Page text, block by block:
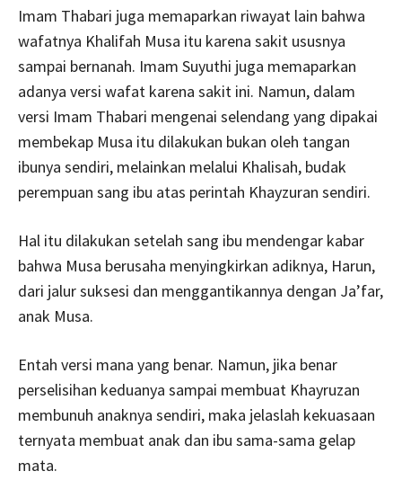
Imam Thabari juga memaparkan riwayat lain bahwa
wafatnya Khalifah Musa itu karena sakit ususnya
sampai bernanah. Imam Suyuthi juga memaparkan
adanya versi wafat karena sakit ini. Namun, dalam
versi Imam Thabari mengenai selendang yang dipakai
membekap Musa itu dilakukan bukan oleh tangan
ibunya sendiri, melainkan melalui Khalisah, budak
perempuan sang ibu atas perintah Khayzuran sendiri.
Hal itu dilakukan setelah sang ibu mendengar kabar
bahwa Musa berusaha menyingkirkan adiknya, Harun,
dari jalur suksesi dan menggantikannya dengan Ja’far,
anak Musa.
Entah versi mana yang benar. Namun, jika benar
perselisihan keduanya sampai membuat Khayruzan
membunuh anaknya sendiri, maka jelaslah kekuasaan
ternyata membuat anak dan ibu sama-sama gelap
mata.